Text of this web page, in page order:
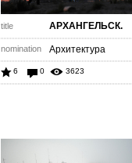
title АРХАНГЕЛЬСК.
nomination Архитектура
6 0 3623